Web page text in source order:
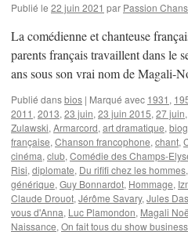
Publié le 22 juin 2021 par Passion
La comédienne et chanteuse
parents français travaillent dans le
ans sous son vrai nom de Magali-
Publié dansbios | Marqué avec 1931 ,
2011 , 2013, 23 juin, 23 juin 2015, 27 juin,
Zulawski, Armarcord, art dramatique,
française, Chanson francophone, chant,
cinéma, club, Comédie des Champs-
Risi, diplomate, Du rififi chez les hommes,
générique, Guy Bonnardot, Hommage,
Claude Drouot, Jérôme Savary, Jules
vous d'Anna, Luc Plamondon, Magali
Naissance, On fait tous du show business